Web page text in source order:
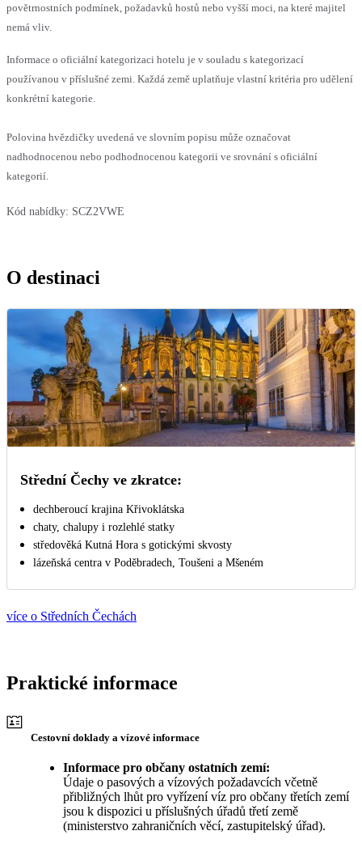
povětrnostních podmínek, požadavků hostů nebo vyšší moci, na které majitel
nemá vliv.
Informace o oficiální kategorizaci hotelu je v souladu s kategorizací
používanou v příslušné zemi. Každá země uplatňuje vlastní kritéria pro udělení
konkrétní kategorie.
Polovina hvězdičky uvedená ve slovním popisu může označovat
nadhodnocenou nebo podhodnocenou kategorii ve srovnání s oficiální
kategorií.
Kód nabídky: SCZ2VWE
O destinaci
Střední Čechy ve zkratce:
dechberoucí krajina Křivoklátska
chaty, chalupy i rozlehlé statky
středověká Kutná Hora s gotickými skvosty
lázeňská centra v Poděbradech, Toušeni a Mšeném
více o Středních Čechách
Praktické informace
Cestovní doklady a vízové informace
Informace pro občany ostatních zemí:
Údaje o pasových a vízových požadavcích včetně
přibližných lhůt pro vyřízení víz pro občany třetích zemí
jsou k dispozici u příslušných úřadů třetí země
(ministerstvo zahraničních věcí, zastupitelský úřad).